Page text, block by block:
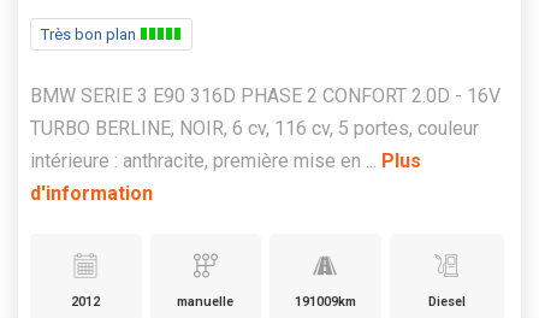
Très bon plan
BMW SERIE 3 E90 316D PHASE 2 CONFORT 2.0D - 16V
TURBO BERLINE, NOIR, 6 cv, 116 cv, 5 portes, couleur
intérieure : anthracite, première mise en ... Plus
d'information
2012 manuelle 191009km Diesel